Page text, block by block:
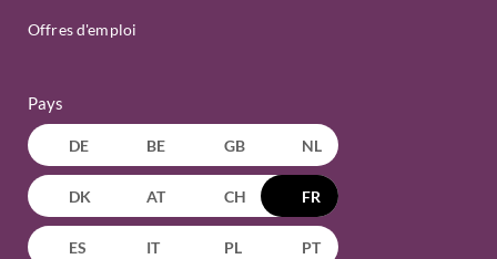
Offres d'emploi
Pays
DE BE GB NL
DK AT CH FR
ES IT PL PT